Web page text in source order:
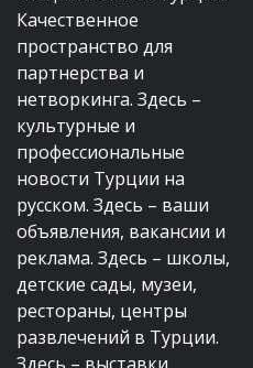
Качественное
пространство для
партнерства и
нетворкинга. Здесь –
культурные и
профессиональные
новости Турции на
русском. Здесь – ваши
объявления, вакансии и
реклама. Здесь – школы,
детские сады, музеи,
рестораны, центры
развлечений в Турции.